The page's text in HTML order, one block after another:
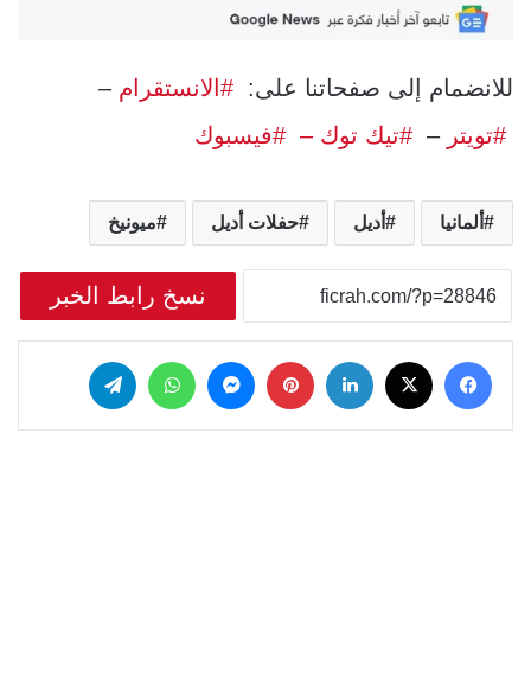
للانضمام إلى صفحاتنا على: #الانستقرام –
#تويتر – #تيك توك – #فيسبوك
ألمانيا أديل حفلات أديل ميونيخ
نسخ رابط الخبر
فيسبوك لينكدإن بينتيريست
ماسنجر واتساب